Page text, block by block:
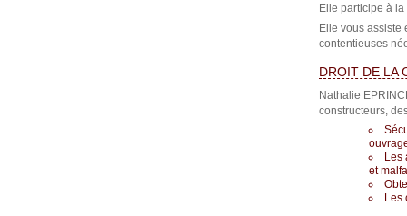
Elle participe à
Elle vous assiste
contentieuses
DROIT DE LA
Nathalie
constructeurs,
Les
et
Les